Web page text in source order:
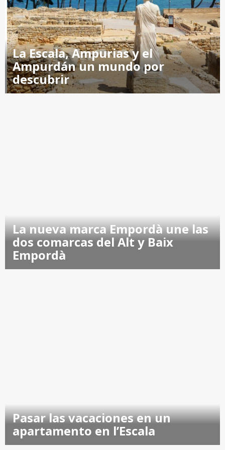
La Escala, Ampurias y el
Ampurdán un mundo por
descubrir
La nueva marca Empordà une las
dos comarcas del Alt y Baix
Empordà
Pasar las vacaciones en un
apartamento en l’Escala